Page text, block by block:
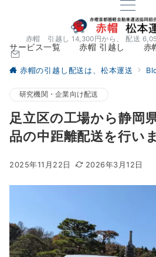
赤帽 引越し 14,300円から、 配送
サービス一覧 赤帽 引越し 赤
赤帽の引越し配送は、松本運送
研究機関・企業向け配送
足立区の工場から静岡
品の中距離配送を行い
2025年11月22日 2026年3月12日